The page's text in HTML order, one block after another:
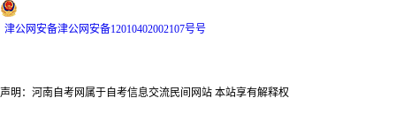
津公网安备津公网安备12010402002107号号
声明：河南自考网属于自考信息交流民间网站 本站享有解释权